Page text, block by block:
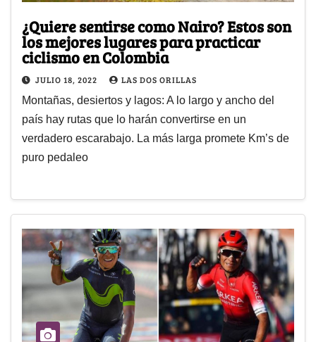
¿Quiere sentirse como Nairo? Estos son
los mejores lugares para practicar
ciclismo en Colombia
JULIO 18, 2022 LAS DOS ORILLAS
Montañas, desiertos y lagos: A lo largo y ancho del
país hay rutas que lo harán convertirse en un
verdadero escarabajo. La más larga promete Km’s de
puro pedaleo